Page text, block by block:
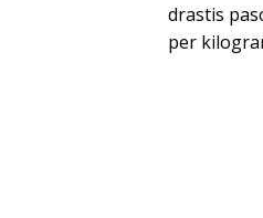
drastis
per